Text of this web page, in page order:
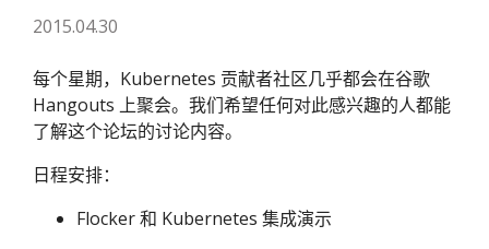
2015.04.30
每个星期，Kubernetes 贡献者社区几乎都会在谷歌
Hangouts 上聚会。我们希望任何对此感兴趣的人都能
了解这个论坛的讨论内容。
日程安排：
Flocker 和 Kubernetes 集成演示